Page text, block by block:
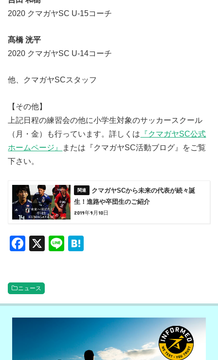
2020 クマガヤSC U-15コーチ
髙橋 洸平
2020 クマガヤSC U-14コーチ
他、クマガヤSCスタッフ
【その他】
上記日程の練習会の他に小学生対象のサッカースクール
（月・金）も行っています。詳しくは 『クマガヤSC公式
ホームページ』
または『クマガヤSC活動ブログ』をご覧
下さい。
クマガヤSCから未来の代表が続々誕
生！進路や卒団生のご紹介
2019年9月10日
F
e
b
o
X
Li
a
ニュース